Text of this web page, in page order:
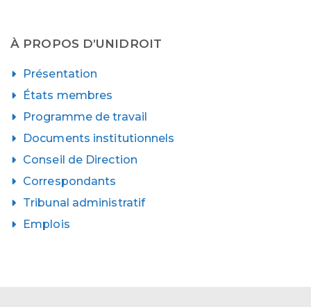
À PROPOS D’UNIDROIT
Présentation
États membres
Programme de travail
Documents institutionnels
Conseil de Direction
Correspondants
Tribunal administratif
Emplois